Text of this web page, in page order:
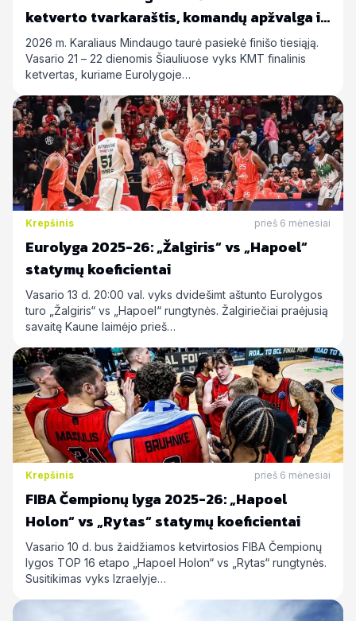
ketverto tvarkaraštis, komandų apžvalga ir
statymų prognozės
2026 m. Karaliaus Mindaugo taurė pasiekė finišo tiesiąją.
Vasario 21 – 22 dienomis Šiauliuose vyks KMT finalinis
ketvertas, kuriame Eurolygoje…
Krepšinis prieš 6 mėnesiai
Eurolyga 2025-26: „Žalgiris“ vs „Hapoel“
statymų koeficientai
Vasario 13 d. 20:00 val. vyks dvidešimt aštunto Eurolygos
turo „Žalgiris“ vs „Hapoel“ rungtynės. Žalgiriečiai praėjusią
savaitę Kaune laimėjo prieš…
Krepšinis prieš 6 mėnesiai
FIBA Čempionų lyga 2025-26: „Hapoel
Holon“ vs „Rytas“ statymų koeficientai
Vasario 10 d. bus žaidžiamos ketvirtosios FIBA Čempionų
lygos TOP 16 etapo „Hapoel Holon“ vs „Rytas“ rungtynės.
Susitikimas vyks Izraelyje…